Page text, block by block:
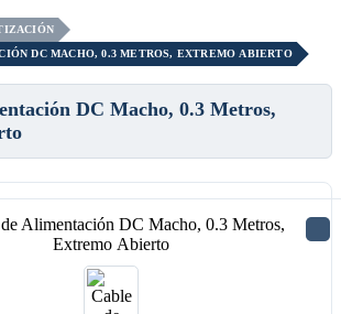
DC MACHO, 0.3 METROS, EXTREMO ABIERTO
DC Macho, 0.3 Metros,